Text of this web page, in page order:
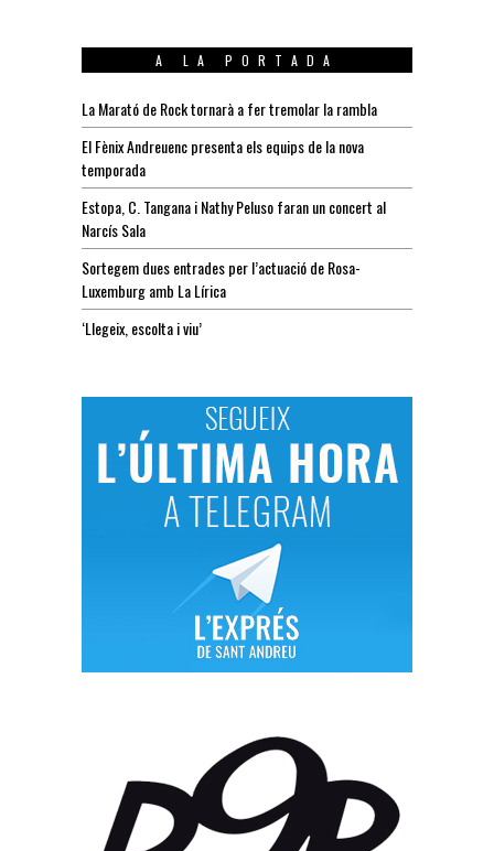
A LA PORTADA
La Marató de Rock tornarà a fer tremolar la rambla
El Fènix Andreuenc presenta els equips de la nova
temporada
Estopa, C. Tangana i Nathy Peluso faran un concert al
Narcís Sala
Sortegem dues entrades per l’actuació de Rosa-
Luxemburg amb La Lírica
‘Llegeix, escolta i viu’